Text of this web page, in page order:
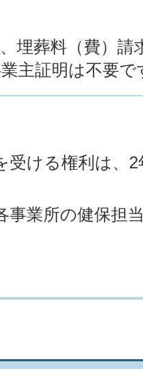
埋葬料（費）請
主証明は不要で
受ける権利は、
事業所の健保担